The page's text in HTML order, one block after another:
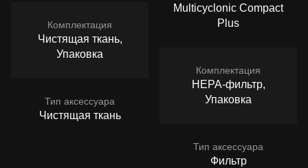
Комплектация
Чистящая ткань,
Упаковка
Тип аксессуара
Чистящая ткань
Multicyclonic Compact
Plus
Комплектация
HEPA-фильтр,
Упаковка
Тип аксессуара
Фильтр